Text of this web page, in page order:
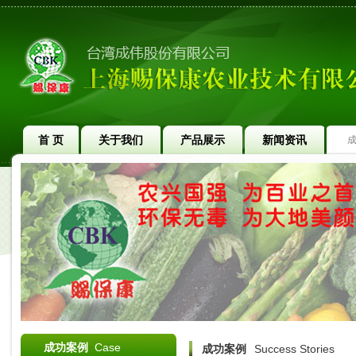
首 页 关于我们 产品展示 新闻资讯
成功案例 Case 成功案例 Success Stories